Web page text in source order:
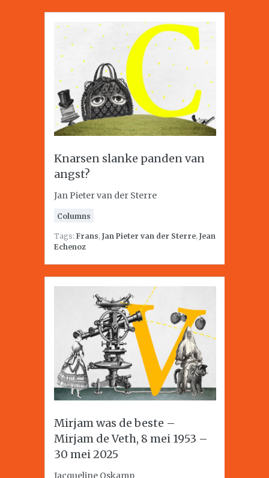
Knarsen slanke panden van
angst?
Jan Pieter van der Sterre
Columns
Tags: Frans, Jan Pieter van der Sterre, Jean
Echenoz
Mirjam was de beste –
Mirjam de Veth, 8 mei 1953 –
30 mei 2025
Jacqueline Oskamp